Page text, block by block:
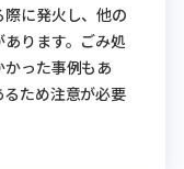
に発火し、他の
ります。ごみ処
った事例もあ
ため注意が必要